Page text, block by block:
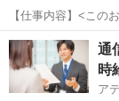
【仕事内容】<この
5時間～!働き方が選
の安定企業 <仕事内
ご案内 在庫整理 お...
アルバイト・パー
通
時
ア